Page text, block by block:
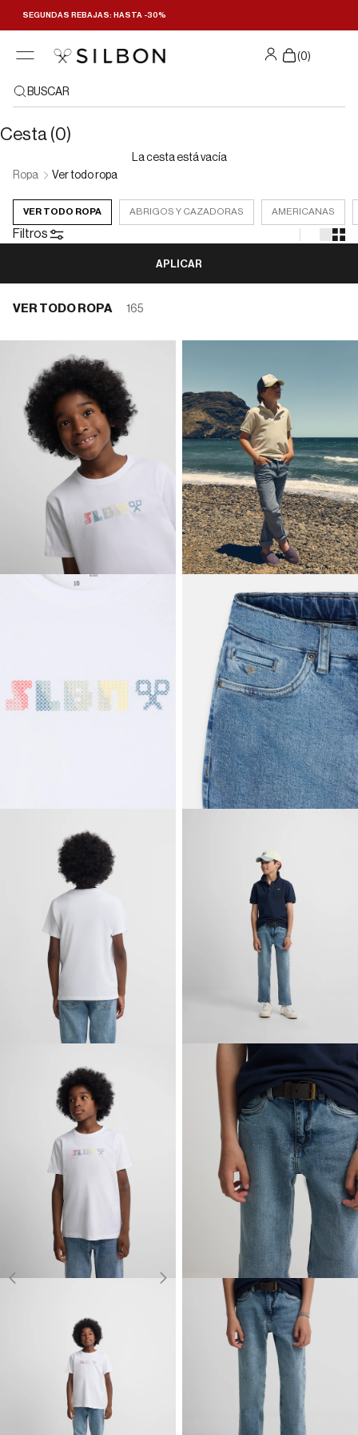
SEGUNDAS REBAJAS: HASTA -30%
(0)
BUSCAR
Cesta (0)
La cesta está vacía
Ropa
Ver todo ropa
VER TODO ROPA ABRIGOS Y CAZADORAS AMERICANAS
Filtros
APLICAR
VER TODO ROPA 165